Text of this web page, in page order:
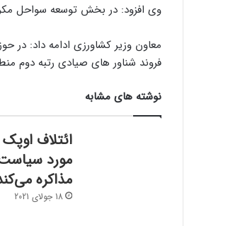
وی افزود: در بخش توسعه سواحل
فروند شناور های صیادی رتبه دوم
نوشته های مشابه
ائتلاف
مورد
مذاکره
18 جولای 2021